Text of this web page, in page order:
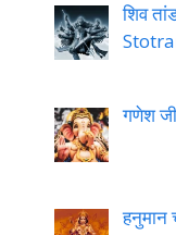
शिव
गणेश